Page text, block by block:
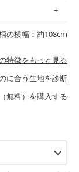
オックス生地よ
感じられるの
ありながらも柔
1枚でも透け感
らしのアイテム
す。 丈夫で高い
ケースなどの布
の横幅：約108cm
特徴をもっと見る
に合う生地を診断
無料）を購入する